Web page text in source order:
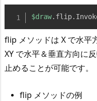
$draw. flip.
flip メソッドは X で水平
XY で水平＆垂直方向に
止めることが可能です。
flip メソッドの例